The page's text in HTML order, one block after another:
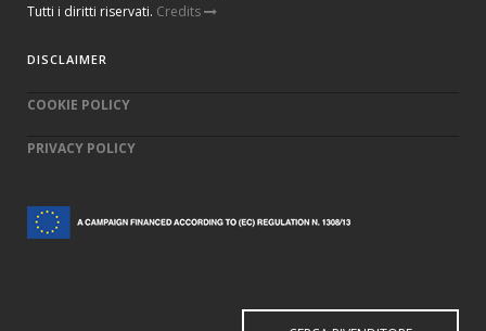
Tutti i diritti riservati. Credits
DISCLAIMER
COOKIE POLICY
PRIVACY POLICY